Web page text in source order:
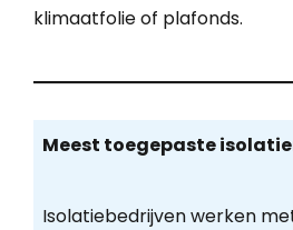
klimaatfolie of plafonds.
Meest toegepaste
Isolatiebedrijven werken